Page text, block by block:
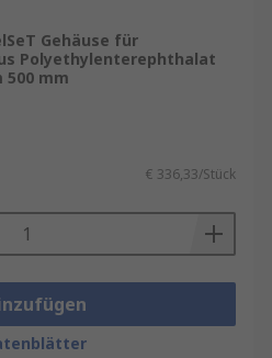
Gehäuse für
Polyethylenterephthalat
500 mm
€ 336,33/Stück